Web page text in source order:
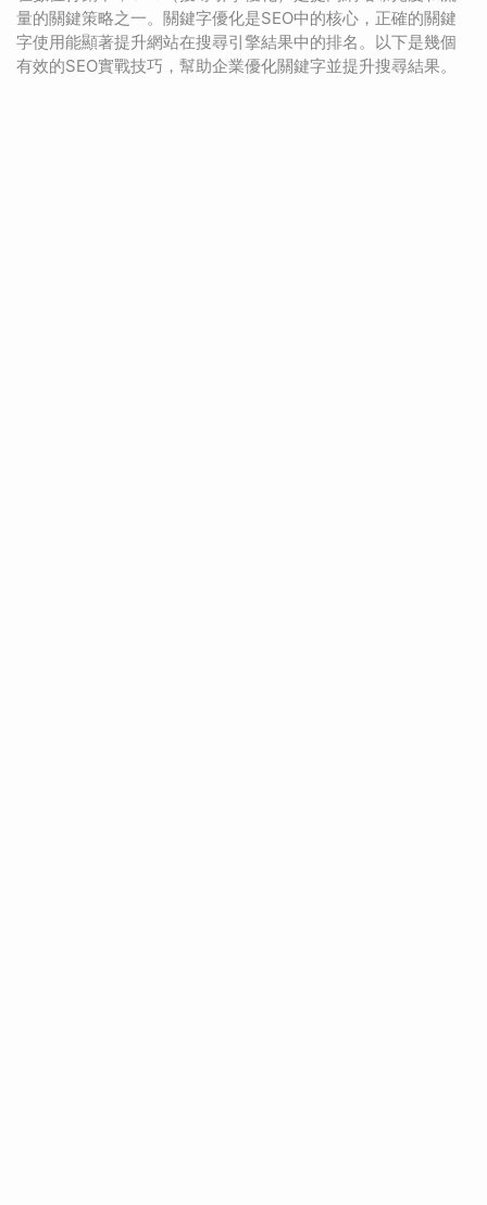
量的關鍵策略之一。關鍵字優化是SEO中的核心，正確的關鍵
字使用能顯著提升網站在搜尋引擎結果中的排名。以下是幾個
有效的SEO實戰技巧，幫助企業優化關鍵字並提升搜尋結果。